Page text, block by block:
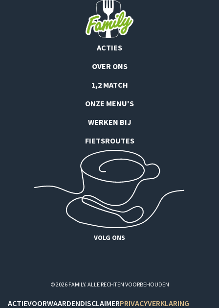
ACTIES
OVER ONS
1,2 MATCH
ONZE MENU'S
WERKEN BIJ
FIETSROUTES
VOLG ONS
© 2026 FAMILY. ALLE RECHTEN VOORBEHOUDEN
ACTIEVOORWAARDENDISCLAIMERPRIVACYVERKLARING